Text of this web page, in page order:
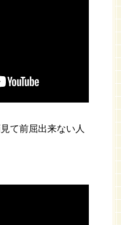
て前屈出来ない人